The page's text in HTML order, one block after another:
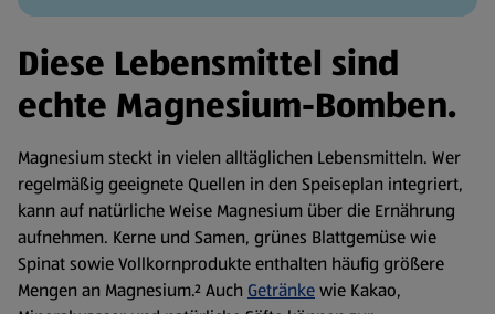
Diese Lebensmittel sind
echte Magnesium-Bomben.
Magnesium steckt in vielen alltäglichen Lebensmitteln. Wer
regelmäßig geeignete Quellen in den Speiseplan integriert,
kann auf natürliche Weise Magnesium über die Ernährung
aufnehmen. Kerne und Samen, grünes Blattgemüse wie
Spinat sowie Vollkornprodukte enthalten häufig größere
Mengen an Magnesium.² Auch Getränkewie Kakao,